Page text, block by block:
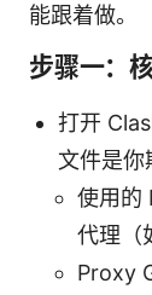
能跟着做。
步骤一：
打开
文件是你
使用的
代理（
Proxy